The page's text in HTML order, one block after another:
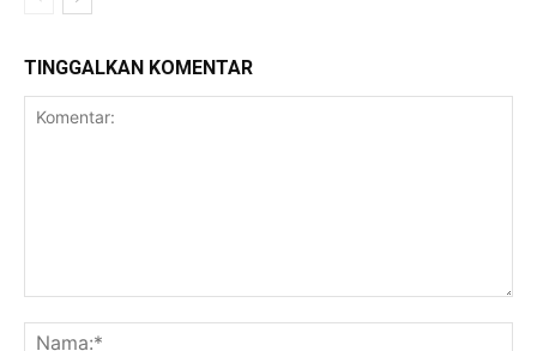
TINGGALKAN KOMENTAR